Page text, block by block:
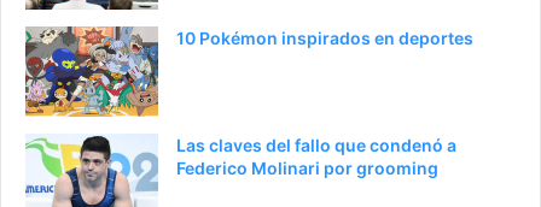
o
i
10 Pokémon inspirados en deportes
Las claves del fallo que condenó a
Federico Molinari por grooming